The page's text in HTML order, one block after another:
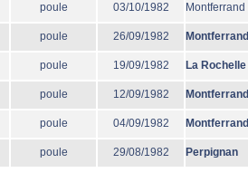
poule 03/10/1982 Montferrand
poule 26/09/1982 Montferrand
poule 19/09/1982 La Rochelle
poule 12/09/1982 Montferrand
poule 04/09/1982 Montferrand
poule 29/08/1982 Perpignan